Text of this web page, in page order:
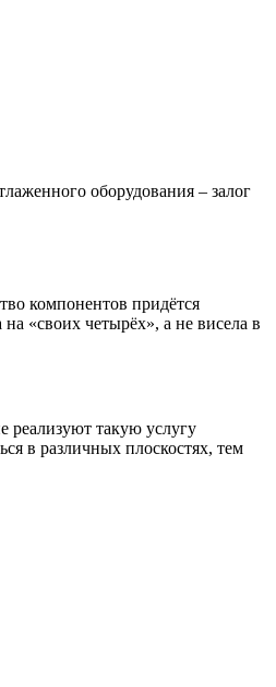
оборудования – залог
компонентов придётся
«своих четырёх», а не висела в
реализуют такую услугу
в различных плоскостях, тем